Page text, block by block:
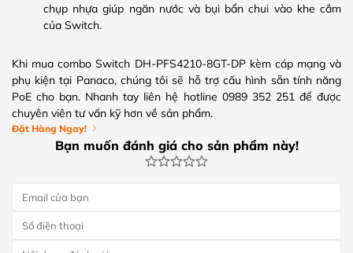
chụp nhựa giúp ngăn nước và bụi bẩn chui vào khe cắm
của Switch.
Khi mua combo Switch DH-PFS4210-8GT-DP kèm cáp mạng và
phụ kiện tại Panaco, chúng tôi sẽ hỗ trợ cấu hình sẵn tính năng
PoE cho bạn. Nhanh tay liên hệ hotline 0989 352 251 để được
chuyên viên tư vấn kỹ hơn về sản phẩm.
Đặt Hàng Ngay!
Bạn muốn đánh giá cho sản phẩm này!